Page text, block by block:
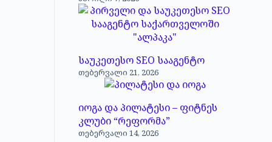
საუკეთესო SEO სააგენტო
თებერვალი 21, 2026
იოგა და პილატესი – ფიტნეს
კლუბი “რეფორმა”
თებერვალი 14, 2026